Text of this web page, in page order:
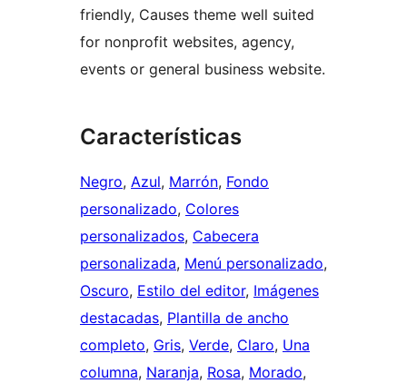
friendly, Causes theme well suited
for nonprofit websites, agency,
events or general business website.
Características
Negro, Azul, Marrón, Fondo
personalizado, Colores
personalizados, Cabecera
personalizada, Menú personalizado
Oscuro, Estilo del editor, Imágenes
destacadas, Plantilla de ancho
completo, Gris, Verde, Claro, Una
columna, Naranja, Rosa, Morado